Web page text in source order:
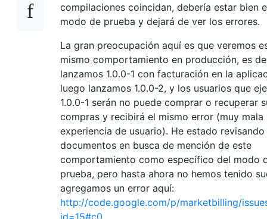
compilaciones coincidan, debería estar bien
modo de prueba y dejará de ver los errores.
La gran preocupación aquí es que veremos
mismo comportamiento en producción, es
lanzamos 1.0.0-1 con facturación en la
luego lanzamos 1.0.0-2, y los usuarios que
1.0.0-1 serán no puede comprar o recuperar
compras y recibirá el mismo error (muy mala
experiencia de usuario). He estado
documentos en busca de mención de este
comportamiento como específico del modo
prueba, pero hasta ahora no hemos tenido
agregamos un error aquí:
http://code.google.com/p/marketbilling/
id=15#c0